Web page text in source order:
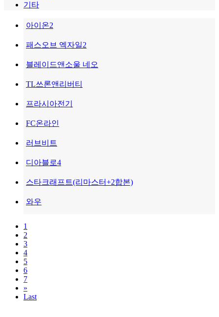
기타
아이온2
패스오브 엑자일2
블레이드앤소울 네오
TL쓰론앤리버티
프라시아전기
FC온라인
러브비트
디아블로4
스타크래프트(리마스터+2합본)
와우
1
2
3
4
5
6
7
»
Last